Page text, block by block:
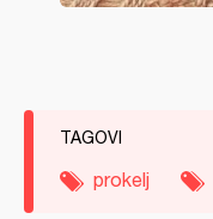
TAGOVI
prokelj